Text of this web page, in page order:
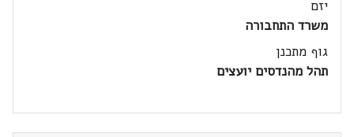
יזם
משרד התחבורה
גוף מתכנן
תהל מהנדסים יועצים